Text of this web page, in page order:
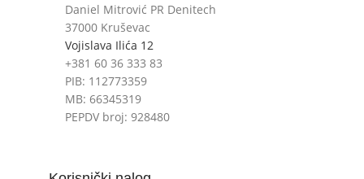
Daniel Mitrović PR Denitech
37000 Kruševac
Vojislava Ilića 12
+381 60 36 333 83
PIB: 112773359
MB: 66345319
PEPDV broj: 928480